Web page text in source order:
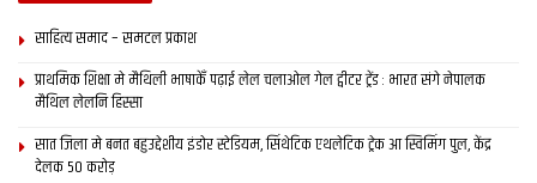
साहित्य समाद – समटल प्रकाश
प्राथमिक शि‍क्षा मे मैथि‍ली भाषाकेँ पढ़ाई लेल चलाओल गेल ट्वीटर ट्रेंड : भारत संगे नेपालक
मैथिल लेलनि हिस्सा
सात जिला मे बनत बहुउद्देशीय इंडोर स्‍टेडि‍यम, सिंथेटिक एथलेटिक ट्रेक आ स्विमिंग पुल, केंद्र
देलक 50 करोड़